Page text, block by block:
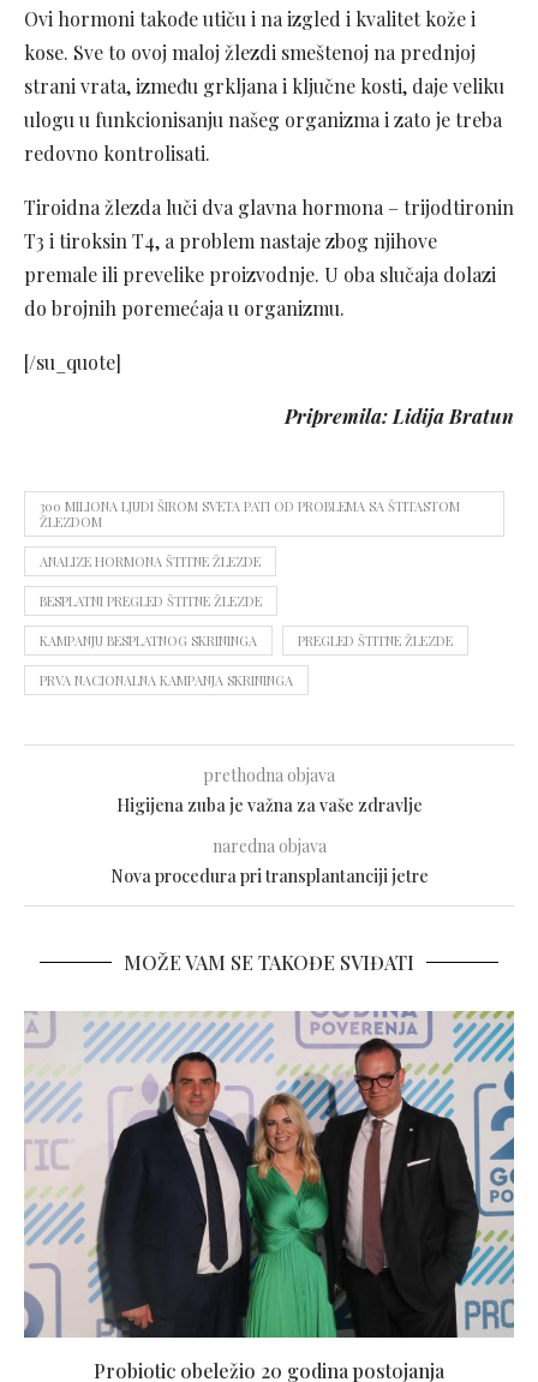
Ovi hormoni takođe utiču i na izgled i kvalitet kože i
kose. Sve to ovoj maloj žlezdi smeštenoj na prednjoj
strani vrata, između grkljana i ključne kosti, daje veliku
ulogu u funkcionisanju našeg organizma i zato je treba
redovno kontrolisati.
Tiroidna žlezda luči dva glavna hormona – trijodtironin
T3 i tiroksin T4, a problem nastaje zbog njihove
premale ili prevelike proizvodnje. U oba slučaja dolazi
do brojnih poremećaja u organizmu.
[/su_quote]
Pripremila: Lidija Bratun
300 MILIONA LJUDI ŠIROM SVETA PATI OD PROBLEMA SA ŠTITASTOM
ŽLEZDOM
ANALIZE HORMONA ŠTITNE ŽLEZDE
BESPLATNI PREGLED ŠTITNE ŽLEZDE
KAMPANJU BESPLATNOG SKRININGA PREGLED ŠTITNE ŽLEZDE
PRVA NACIONALNA KAMPANJA SKRININGA
prethodna objava
Higijena zuba je važna za vaše zdravlje
naredna objava
Nova procedura pri transplantanciji jetre
MOŽE VAM SE TAKOĐE SVIĐATI
Probiotic obeležio 20 godina postojanja